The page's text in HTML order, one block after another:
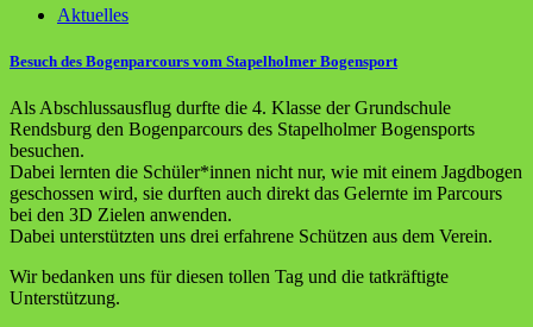
Aktuelles
Besuch des Bogenparcours vom Stapelholmer Bogensport
Als Abschlussausflug durfte die 4. Klasse der Grundschule
Rendsburg den Bogenparcours des Stapelholmer Bogensports
besuchen.
Dabei lernten die Schüler*innen nicht nur, wie mit einem Jagdbogen
geschossen wird, sie durften auch direkt das Gelernte im Parcours
bei den 3D Zielen anwenden.
Dabei unterstützten uns drei erfahrene Schützen aus dem Verein.
Wir bedanken uns für diesen tollen Tag und die tatkräftigte
Unterstützung.